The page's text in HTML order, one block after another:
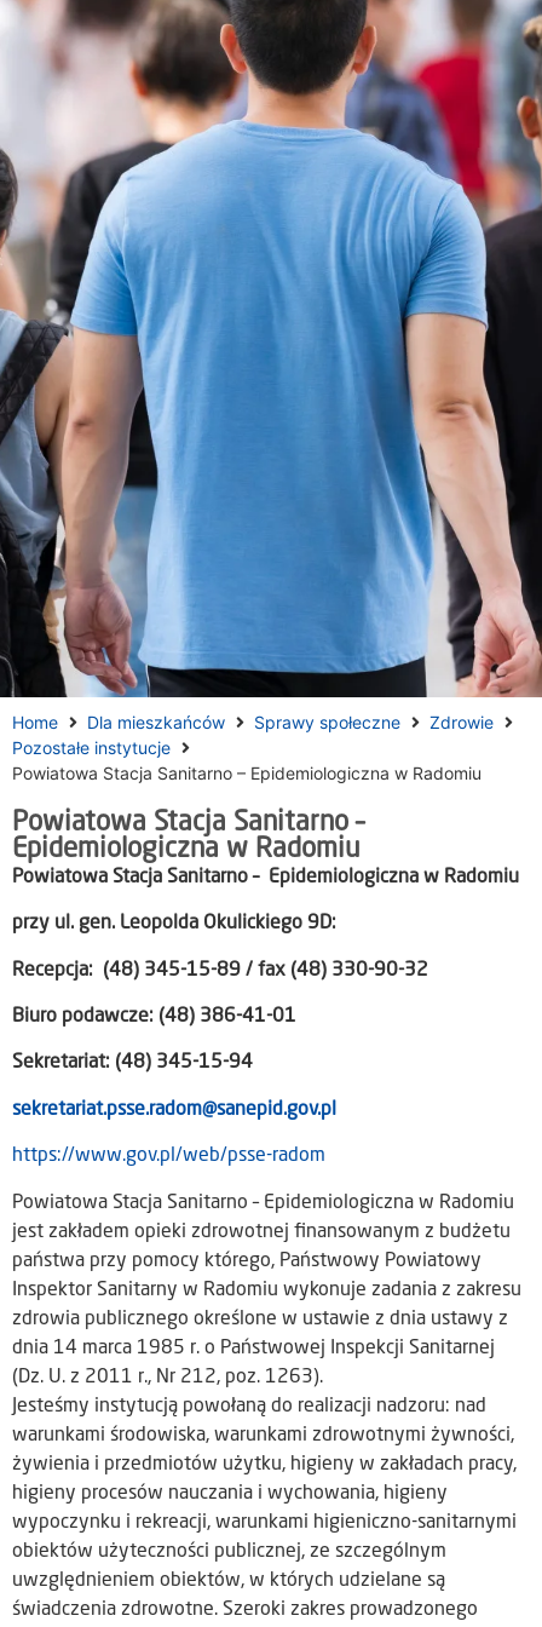
Home Dla mieszkańców Sprawy społeczne
Zdrowie
Pozostałe instytucje
Powiatowa Stacja Sanitarno – Epidemiologiczna w Radomiu
Powiatowa Stacja Sanitarno –
Epidemiologiczna w Radomiu
Powiatowa Stacja Sanitarno – Epidemiologiczna w Radomiu
przy ul. gen. Leopolda Okulickiego 9D:
Recepcja: (48) 345-15-89 / fax (48) 330-90-32
Biuro podawcze: (48) 386-41-01
Sekretariat: (48) 345-15-94
sekretariat.psse.radom@sanepid.gov.pl
https://www.gov.pl/web/psse-radom
Powiatowa Stacja Sanitarno – Epidemiologiczna w Radomiu
jest zakładem opieki zdrowotnej finansowanym z budżetu
państwa przy pomocy którego, Państwowy Powiatowy
Inspektor Sanitarny w Radomiu wykonuje zadania z zakresu
zdrowia publicznego określone w ustawie z dnia ustawy z
dnia 14 marca 1985 r. o Państwowej Inspekcji Sanitarnej
(Dz. U. z 2011 r., Nr 212, poz. 1263).
Jesteśmy instytucją powołaną do realizacji nadzoru: nad
warunkami środowiska, warunkami zdrowotnymi żywności,
żywienia i przedmiotów użytku, higieny w zakładach pracy,
higieny procesów nauczania i wychowania, higieny
wypoczynku i rekreacji, warunkami higieniczno-sanitarnymi
obiektów użyteczności publicznej, ze szczególnym
uwzględnieniem obiektów, w których udzielane są
świadczenia zdrowotne. Szeroki zakres prowadzonego